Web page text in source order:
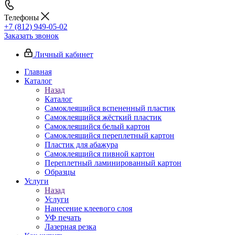
Телефоны
+7 (812) 949-05-02
Заказать звонок
Личный кабинет
Главная
Каталог
Назад
Каталог
Самоклеящийся вспененный пластик
Самоклеящийся жёсткий пластик
Самоклеящийся белый картон
Самоклеящийся переплетный картон
Пластик для абажура
Самоклеящийся пивной картон
Переплетный ламинированный картон
Образцы
Услуги
Назад
Услуги
Нанесение клеевого слоя
УФ печать
Лазерная резка